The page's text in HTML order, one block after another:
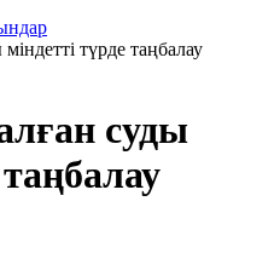
түрде таңбалау
суды